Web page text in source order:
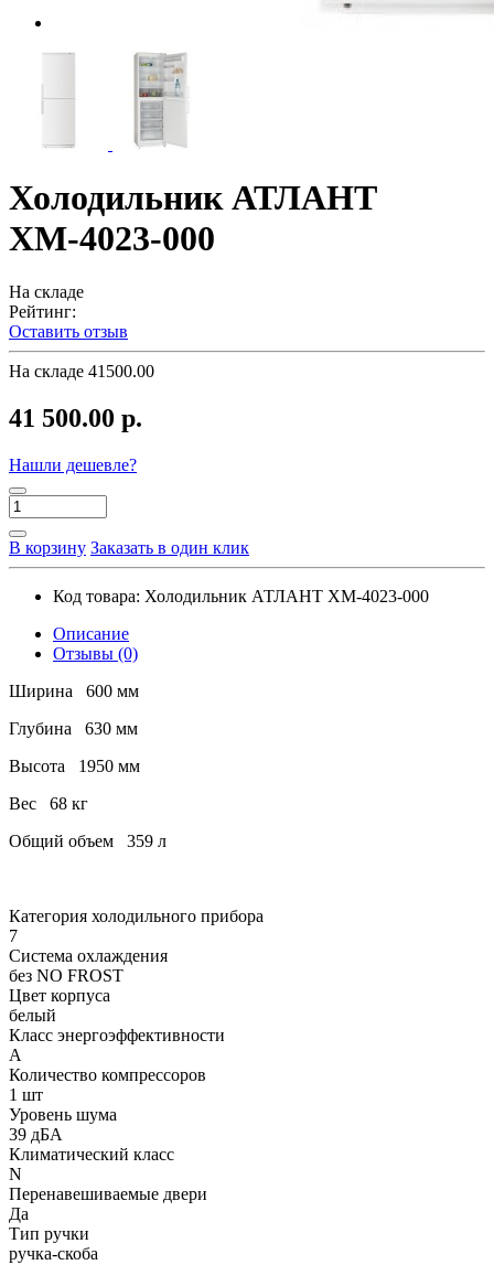
Холодильник АТЛАНТ
ХМ-4023-000
На складе
Рейтинг:
Оставить отзыв
На складе 41500.00
41 500.00 р.
Нашли дешевле?
В корзину Заказать в один клик
Код товара: Холодильник АТЛАНТ ХМ-4023-000
Описание
Отзывы (0)
Ширина
600 мм
Глубина
630 мм
Высота
1950 мм
Вес
68 кг
Общий объем
359 л
Категория холодильного прибора
7
Система охлаждения
без NO FROST
Цвет корпуса
белый
Класс энергоэффективности
А
Количество компрессоров
1 шт
Уровень шума
39 дБА
Климатический класс
N
Перенавешиваемые двери
Да
Тип ручки
ручка-скоба